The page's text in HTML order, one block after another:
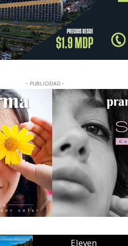
- PUBLICIDAD -
Eleven